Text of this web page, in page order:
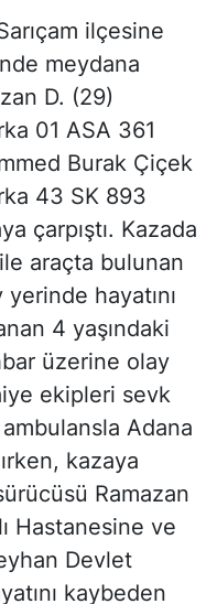
ilçesine
meydana
D. (29)
01 ASA 361
Burak Çiçek
43 SK 893
çarpıştı. Kazada
araçta bulunan
hayatını
4 yaşındaki
üzerine olay
ekipleri sevk
Adana
kazaya
Ramazan
Hastanesine ve
Devlet
kaybeden